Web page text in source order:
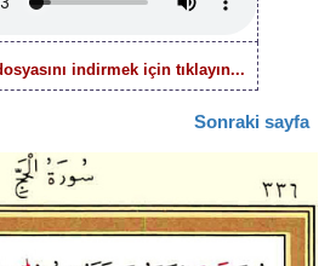
indirmek için tıklayın...
Sonraki sayfa